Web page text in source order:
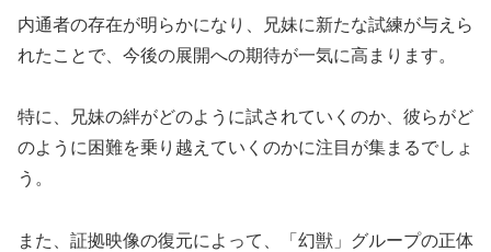
内通者の存在が明らかになり、兄妹に新たな試練が与えら
れたことで、今後の展開への期待が一気に高まります。
特に、兄妹の絆がどのように試されていくのか、彼らがど
のように困難を乗り越えていくのかに注目が集まるでしょ
う。
また、証拠映像の復元によって、「幻獣」グループの正体